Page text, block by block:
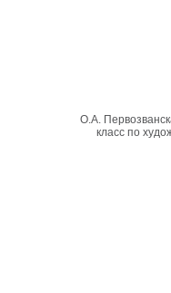
О.А.
класс по